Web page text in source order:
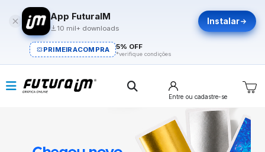
App FuturaIM
10 mil+ downloads
Instalar
PRIMEIRACOMPRA 5% OFF
*verifique condições
Entre ou cadastre-se